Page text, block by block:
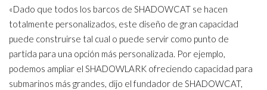
«Dado que todos los barcos de SHADOWCAT se hacen
totalmente personalizados, este diseño de gran capacidad
puede construirse tal cual o puede servir como punto de
partida para una opción más personalizada. Por ejemplo,
podemos ampliar el SHADOWLARK ofreciendo capacidad para
submarinos más grandes, dijo el fundador de SHADOWCAT,